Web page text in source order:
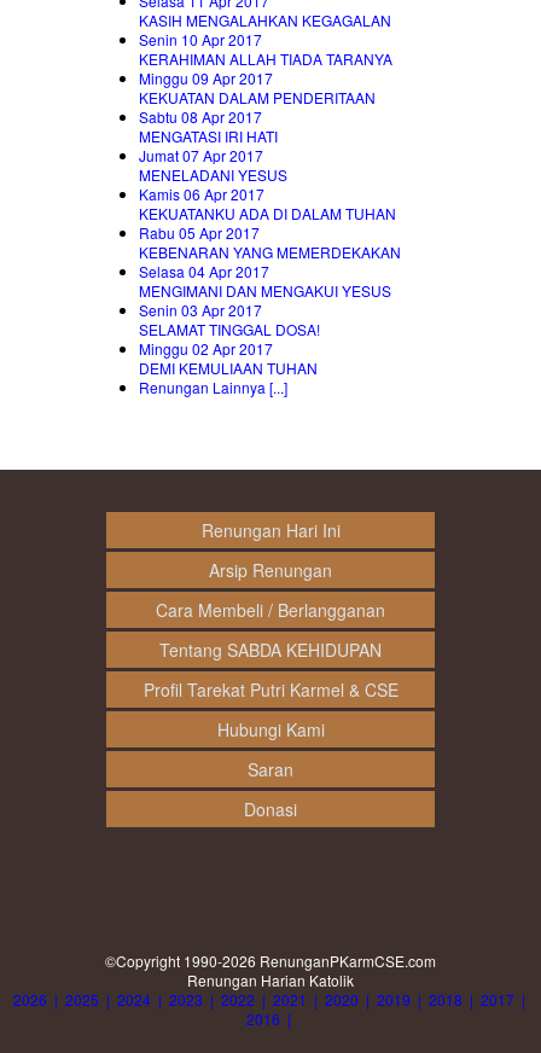
KASIH MENGALAHKAN KEGAGALAN
Senin 10 Apr 2017
KERAHIMAN ALLAH TIADA TARANYA
Minggu 09 Apr 2017
KEKUATAN DALAM PENDERITAAN
Sabtu 08 Apr 2017
MENGATASI IRI HATI
Jumat 07 Apr 2017
MENELADANI YESUS
Kamis 06 Apr 2017
KEKUATANKU ADA DI DALAM TUHAN
Rabu 05 Apr 2017
KEBENARAN YANG MEMERDEKAKAN
Selasa 04 Apr 2017
MENGIMANI DAN MENGAKUI YESUS
Senin 03 Apr 2017
SELAMAT TINGGAL DOSA!
Minggu 02 Apr 2017
DEMI KEMULIAAN TUHAN
Renungan Lainnya [...]
Renungan Hari Ini
Arsip Renungan
Cara Membeli / Berlangganan
Tentang SABDA KEHIDUPAN
Profil Tarekat Putri Karmel & CSE
Hubungi Kami
Saran
Donasi
©Copyright 1990-2026 RenunganPKarmCSE.com
Renungan Harian Katolik
2026 | 2025 | 2024 | 2023 | 2022 | 2021 | 2020 | 2019 | 2018 | 2017 |
2016 |